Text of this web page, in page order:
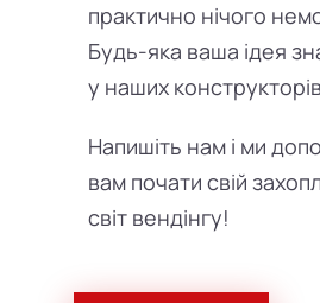
практично нічого
Будь-яка ваша ідея
у наших
Напишіть нам і ми
вам почати свій
світ вендінгу!